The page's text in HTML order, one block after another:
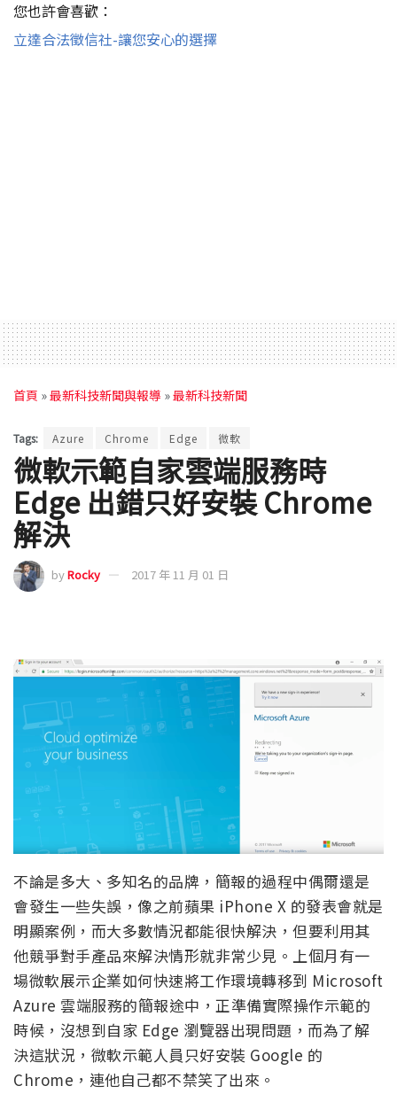
您也許會喜歡：
立達合法徵信社-讓您安心的選擇
首頁 »最新科技新聞與報導 »最新科技新聞
Tags: Azure Chrome Edge 微軟
微軟示範自家雲端服務時
Edge 出錯只好安裝 Chrome
解決
byRocky 2017 年 11 月 01 日
不論是多大、多知名的品牌，簡報的過程中偶爾還是
會發生一些失誤，像之前蘋果 iPhone X 的發表會就是
明顯案例，而大多數情況都能很快解決，但要利用其
他競爭對手產品來解決情形就非常少見。上個月有一
場微軟展示企業如何快速將工作環境轉移到 Microsoft
Azure 雲端服務的簡報途中，正準備實際操作示範的
時候，沒想到自家 Edge 瀏覽器出現問題，而為了解
決這狀況，微軟示範人員只好安裝 Google 的
Chrome，連他自己都不禁笑了出來。